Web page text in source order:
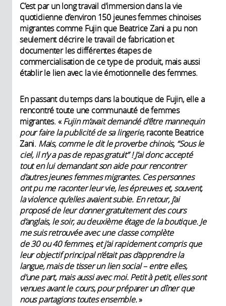
C’est par un long travail d’immersion dans la vie
quotidienne d’environ 150 jeunes femmes chinoises
migrantes comme Fujin que Beatrice Zani a pu non
seulement décrire le travail de fabrication et
documenter les différentes étapes de
commercialisation de ce type de produit, mais aussi
établir le lien avec la vie émotionnelle des femmes.
En passant du temps dans la boutique de Fujin, elle a
rencontré toute une communauté de femmes
migrantes. «Fujin m’avait demandé d’être mannequin
pour faire la publicité de sa lingerie,raconte Beatrice
Zani. Mais, comme le dit le proverbe chinois, “Sous le
ciel, il n’y a pas de repas gratuit” ! J’ai donc accepté
tout en lui demandant son aide pour rencontrer
d’autres jeunes femmes migrantes. Ces personnes
ont pu me raconter leur vie, les épreuves et, souvent,
la violence qu’elles avaient subie. En retour, j’ai
proposé de leur donner gratuitement des cours
d’anglais, le soir, au deuxième étage de la boutique. Je
me suis retrouvée avec une classe complète
de 30 ou 40 femmes, et j’ai rapidement compris que
leur objectif principal n’était pas d’apprendre la
langue, mais de tisser un lien social – entre elles,
d’une part, mais aussi avec moi. Petit à petit, elles sont
venues avant le cours, pour préparer un dîner que
nous partagions toutes ensemble.»